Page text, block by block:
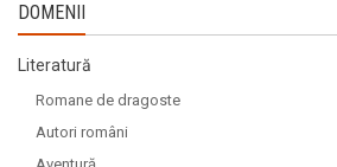
DOMENII
Literatură
Romane de dragoste
Autori români
Aventură